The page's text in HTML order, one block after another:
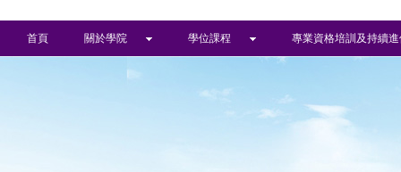
首頁 關於學院 學位課程 專業資格培訓及持續